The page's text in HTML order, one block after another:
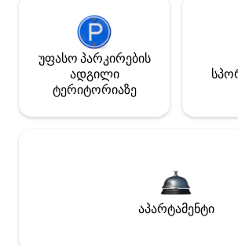
უფასო პარკირების
ადგილი
ტერიტორიაზე
აპარტამენტი